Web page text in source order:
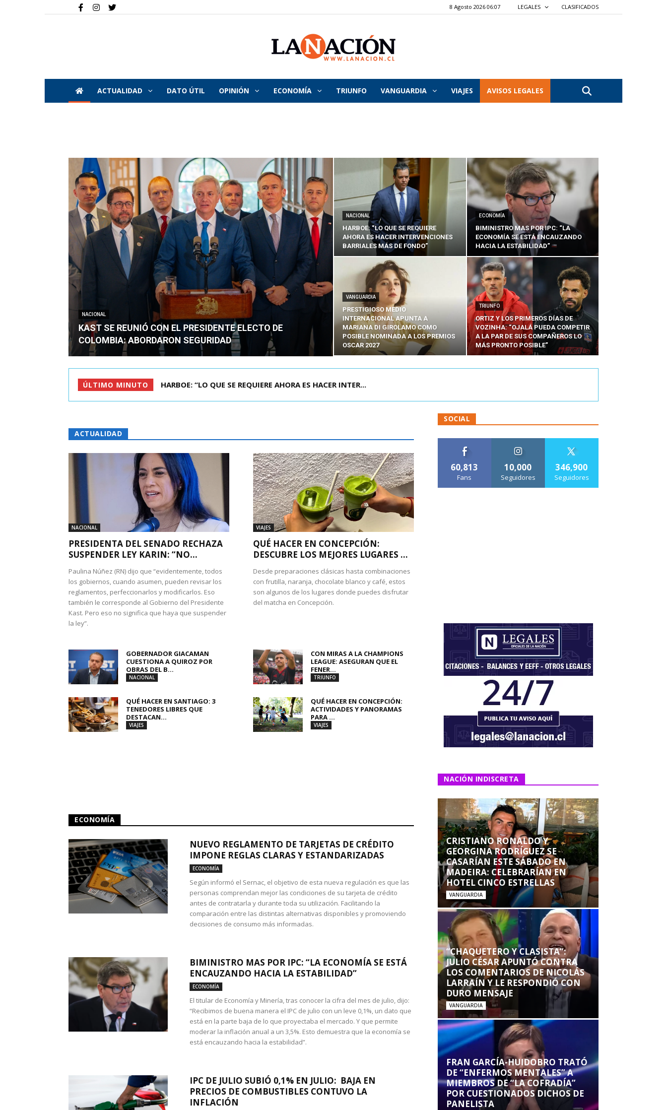
8 Agosto 2026 06:07 LEGALES CLASIFICADOS
La
Nación
ACTUALIDAD DATO ÚTIL OPINIÓN ECONOMÍA TRIUNFO VANGUARDIA VIAJES AVISOS LEGALES
NACIONAL
KAST SE REUNIÓ CON EL PRESIDENTE ELECTO DE
COLOMBIA: ABORDARON SEGURIDAD
NACIONAL
HARBOE: “LO QUE SE REQUIERE
AHORA ES HACER INTERVENCIONES
BARRIALES MÁS DE FONDO”
ECONOMÍA
BIMINISTRO MAS POR IPC: “LA
ECONOMÍA SE ESTÁ ENCAUZANDO
HACIA LA ESTABILIDAD”
VANGUARDIA
PRESTIGIOSO MEDIO
INTERNACIONAL APUNTA A
MARIANA DI GIROLAMO COMO
POSIBLE NOMINADA A LOS PREMIOS
OSCAR 2027
TRIUNFO
ORTIZ Y LOS PRIMEROS DÍAS DE
VOZINHA: “OJALÁ PUEDA COMPETIR
A LA PAR DE SUS COMPAÑEROS LO
MÁS PRONTO POSIBLE”
ÚLTIMO MINUTO BIMINISTRO MAS POR IPC: “LA ECONOMÍA SE ESTÁ ENC...
ACTUALIDAD
NACIONAL
PRESIDENTA DEL SENADO RECHAZA
SUSPENDER LEY KARIN: “NO...
Paulina Núñez (RN) dijo que “evidentemente, todos
los gobiernos, cuando asumen, pueden revisar los
reglamentos, perfeccionarlos y modificarlos. Eso
también le corresponde al Gobierno del Presidente
Kast. Pero eso no significa que haya que suspender
la ley”.
VIAJES
QUÉ HACER EN CONCEPCIÓN:
DESCUBRE LOS MEJORES LUGARES ...
Desde preparaciones clásicas hasta combinaciones
con frutilla, naranja, chocolate blanco y café, estos
son algunos de los lugares donde puedes disfrutar
del matcha en Concepción.
GOBERNADOR GIACAMAN
CUESTIONA A QUIROZ POR
OBRAS DEL B...
NACIONAL
CON MIRAS A LA CHAMPIONS
LEAGUE: ASEGURAN QUE EL
FENER...
TRIUNFO
QUÉ HACER EN SANTIAGO: 3
TENEDORES LIBRES QUE
DESTACAN...
VIAJES
QUÉ HACER EN CONCEPCIÓN:
ACTIVIDADES Y PANORAMAS
PARA ...
VIAJES
ECONOMÍA
NUEVO REGLAMENTO DE TARJETAS DE CRÉDITO
IMPONE REGLAS CLARAS Y ESTANDARIZADAS
ECONOMÍA
Según informó el Sernac, el objetivo de esta nueva regulación es que las
personas comprendan mejor las condiciones de su tarjeta de crédito
antes de contratarla y durante toda su utilización. Facilitando la
comparación entre las distintas alternativas disponibles y promoviendo
decisiones de consumo más informadas.
BIMINISTRO MAS POR IPC: “LA ECONOMÍA SE ESTÁ
ENCAUZANDO HACIA LA ESTABILIDAD”
ECONOMÍA
El titular de Economía y Minería, tras conocer la cifra del mes de julio, dijo:
“Recibimos de buena manera el IPC de julio con un leve 0,1%, un dato que
está en la parte baja de lo que proyectaba el mercado. Y que permite
moderar la inflación anual a un 3,5%. Esto demuestra que la economía se
está encauzando hacia la estabilidad”.
IPC DE JULIO SUBIÓ 0,1% EN JULIO: BAJA EN
PRECIOS DE COMBUSTIBLES CONTUVO LA
INFLACIÓN
SOCIAL
60,813
Fans
10,000
Seguidores
346,900
Seguidores
NACIÓN INDISCRETA
CRISTIANO RONALDO Y
GEORGINA RODRÍGUEZ SE
CASARÍAN ESTE SÁBADO EN
MADEIRA: CELEBRARÍAN EN
HOTEL CINCO ESTRELLAS
VANGUARDIA
“CHAQUETERO Y CLASISTA”:
JULIO CÉSAR APUNTÓ CONTRA
LOS COMENTARIOS DE NICOLÁS
LARRAÍN Y LE RESPONDIÓ CON
DURO MENSAJE
VANGUARDIA
FRAN GARCÍA-HUIDOBRO TRATÓ
DE “ENFERMOS MENTALES” A
MIEMBROS DE “LA COFRADÍA”
POR CUESTIONADOS DICHOS DE
PANELISTA